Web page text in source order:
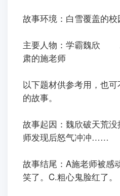
ㅤㅤ故事环境：白雪覆盖的
ㅤㅤ主要人物：学霸
肃的施老师
ㅤㅤ以下题材供参考用，
的故事。
ㅤㅤ故事起因：魏欣破天
师发现后怒气冲冲……
ㅤㅤ故事结尾：A施老师被
笑了。C.粗心鬼脸红了。